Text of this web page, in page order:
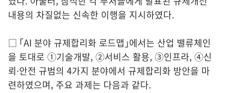
내용의 차질없는 신속한 이행을 지시하였다.
□ ｢AI 분야 규제합리화 로드맵｣에서는 산업 밸류체인
을 토대로 ①기술개발, ②서비스 활용, ③인프라, ④신
뢰·안전 규범의 4가지 분야에서 규제합리화 방안을 마
련하였으며, 주요 과제는 다음과 같다.